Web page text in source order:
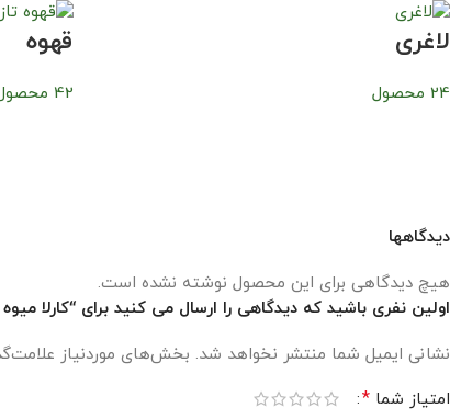
لاغری
24 محصول
قهوه
42 محصول
دیدگاهها
هیچ دیدگاهی برای این محصول نوشته نشده است.
اولین نفری باشید که دیدگاهی را ارسال می کنید برای “کارلا
نشانی ایمیل شما منتشر نخواهد شد. بخش‌های موردنیاز
امتیاز شما *